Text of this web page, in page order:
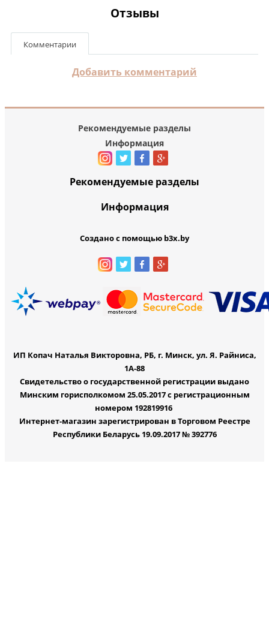
Отзывы
Комментарии
Добавить комментарий
Рекомендуемые разделы
Информация
Рекомендуемые разделы
Информация
Создано с помощью b3x.by
ИП Копач Наталья Викторовна, РБ, г. Минск, ул. Я. Райниса,
1А-88
Свидетельство о государственной регистрации выдано
Минским горисполкомом 25.05.2017 с регистрационным
номером 192819916
Интернет-магазин зарегистрирован в Торговом Реестре
Республики Беларусь 19.09.2017 № 392776